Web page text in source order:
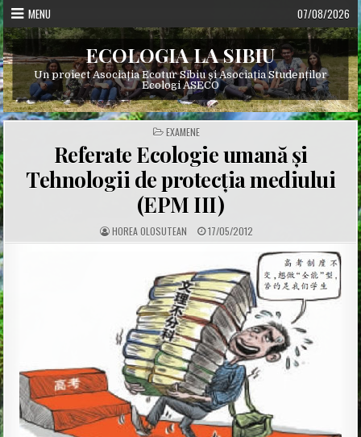
Skip
to
content
MENU 07/08/2026
ECOLOGIA LA SIBIU
Un proiect Asociația Ecotur Sibiu și Asociația Studenților
Ecologi ASECO
POSTED
IN
EXAMENE
Referate Ecologie umană și
Tehnologii de protecția mediului
(EPM III)
A
U
HOREA OLOSUTEAN P
U
I
S
H
E
D
D
A
T
E
:
17/05/2012